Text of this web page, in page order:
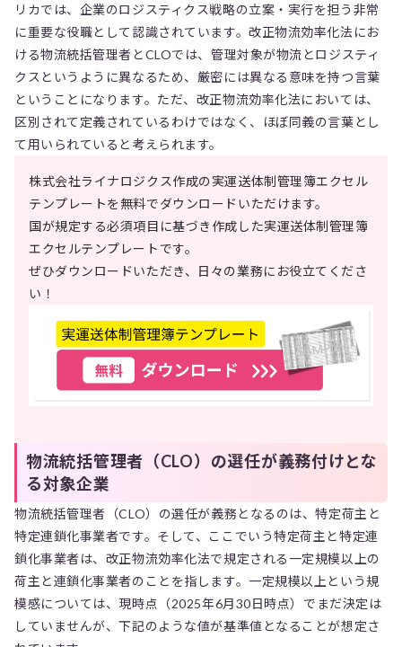
リカでは、企業のロジスティクス戦略の立案・実行を担う非常
に重要な役職として認識されています。改正物流効率化法にお
ける物流統括管理者とCLOでは、管理対象が物流とロジスティ
クスというように異なるため、厳密には異なる意味を持つ言葉
ということになります。ただ、改正物流効率化法においては、
区別されて定義されているわけではなく、ほぼ同義の言葉とし
て用いられていると考えられます。
株式会社ライナロジクス作成の実運送体制管理簿エクセル
テンプレートを無料でダウンロードいただけます。
国が規定する必須項目に基づき作成した実運送体制管理簿
エクセルテンプレートです。
ぜひダウンロードいただき、日々の業務にお役立てくださ
い！
物流統括管理者（CLO）の選任が義務付けとな
る対象企業
物流統括管理者（CLO）の選任が義務となるのは、特定荷主と
特定連鎖化事業者です。そして、ここでいう特定荷主と特定連
鎖化事業者は、改正物流効率化法で規定される一定規模以上の
荷主と連鎖化事業者のことを指します。一定規模以上という規
模感については、現時点（2025年6月30日時点）でまだ決定は
していませんが、下記のような値が基準値となることが想定さ